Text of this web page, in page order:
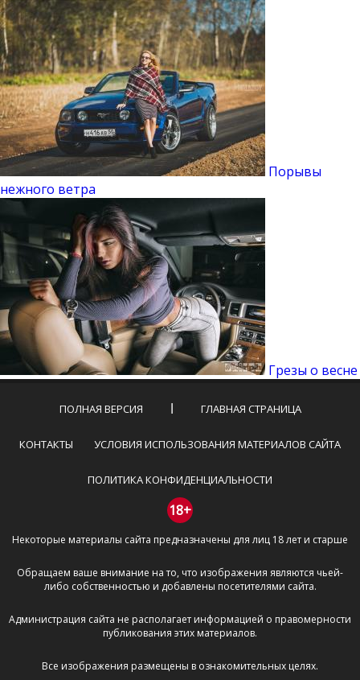
Порывы
нежного ветра
Грезы о весне
ПОЛНАЯ ВЕРСИЯ ГЛАВНАЯ СТРАНИЦА
КОНТАКТЫ УСЛОВИЯ ИСПОЛЬЗОВАНИЯ МАТЕРИАЛОВ САЙТА
ПОЛИТИКА КОНФИДЕНЦИАЛЬНОСТИ
18+
Некоторые материалы сайта предназначены для лиц 18 лет и старше
Обращаем ваше внимание на то, что изображения являются чьей-
либо собственностью и добавлены посетителями сайта.
Администрация сайта не располагает информацией о правомерности
публикования этих материалов.
Все изображения размещены в ознакомительных целях.